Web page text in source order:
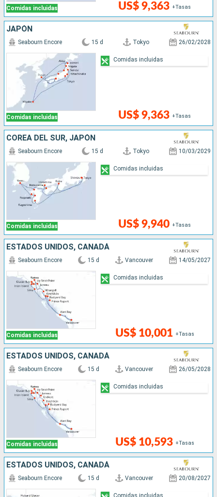
Comidas incluidas US$ 9,363 +Tasas
JAPÓN
Comidas incluidas
Seabourn Encore 15 d Tokyo 26/02/2028
US$ 9,363 +Tasas
Comidas incluidas
COREA DEL SUR, JAPÓN
Comidas incluidas
Seabourn Encore 15 d Tokyo 10/03/2029
US$ 9,940 +Tasas
Comidas incluidas
ESTADOS UNIDOS, CANADÁ
Comidas incluidas
Seabourn Encore 15 d Vancouver 14/05/2027
US$ 10,001 +Tasas
Comidas incluidas
ESTADOS UNIDOS, CANADÁ
Comidas incluidas
Seabourn Encore 15 d Vancouver 26/05/2028
US$ 10,593 +Tasas
Comidas incluidas
ESTADOS UNIDOS, CANADÁ
Seabourn Encore 15 d Vancouver 20/08/2027
Comidas incluidas